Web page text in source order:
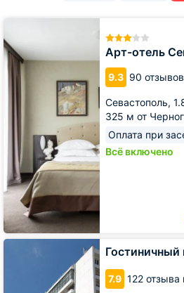
Арт-отель
9.3 90
Севастополь,
325 м от
Оплата при
Всё включено
отель
Севастополь
7.9 122 отзыва
Гостиничный